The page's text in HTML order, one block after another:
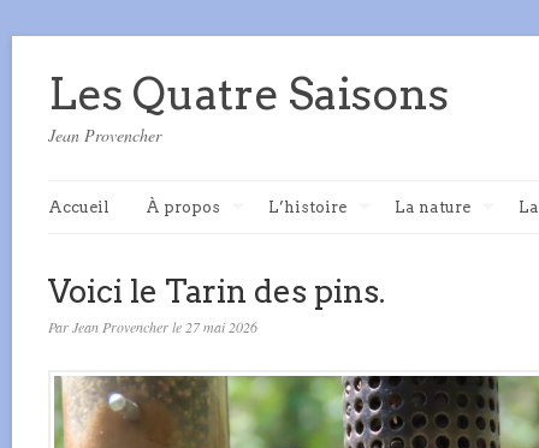
Les Quatre Saisons
Jean Provencher
Accueil À propos L’histoire La nature
Voici le Tarin des pins.
Par Jean Provencher le 27 mai 2026